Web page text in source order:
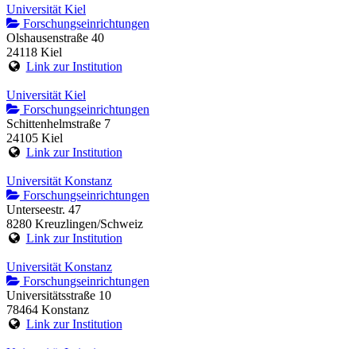
Universität Kiel
Forschungseinrichtungen
Olshausenstraße 40
24118 Kiel
Link zur Institution
Universität Kiel
Forschungseinrichtungen
Schittenhelmstraße 7
24105 Kiel
Link zur Institution
Universität Konstanz
Forschungseinrichtungen
Unterseestr. 47
8280 Kreuzlingen/Schweiz
Link zur Institution
Universität Konstanz
Forschungseinrichtungen
Universitätsstraße 10
78464 Konstanz
Link zur Institution